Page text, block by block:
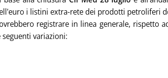
i listini extra-rete dei prodotti petroliferi
registrare in linea generale, rispetto
seguenti variazioni: